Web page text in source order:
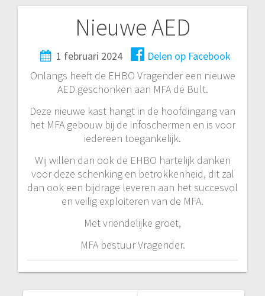
Nieuwe AED
1 februari 2024
Delen op Facebook
Onlangs heeft de EHBO Vragender een nieuwe
AED geschonken aan MFA de Bult.
Deze nieuwe kast hangt in de hoofdingang van
het MFA gebouw bij de infoschermen en is voor
iedereen toegankelijk.
Wij willen dan ook de EHBO hartelijk danken
voor deze schenking en betrokkenheid, dit zal
dan ook een bijdrage leveren aan het succesvol
en veilig exploiteren van de MFA.
Met vriendelijke groet,
MFA bestuur Vragender.
Bericht
navigatie